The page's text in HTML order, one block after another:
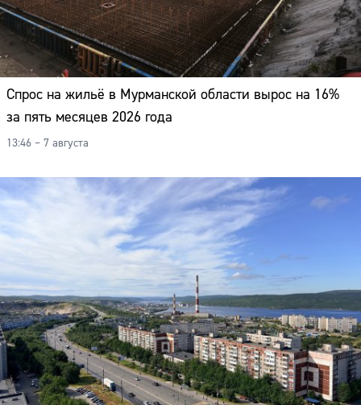
Спрос на жильё в Мурманской области вырос на 16%
за пять месяцев 2026 года
13:46 – 7 августа